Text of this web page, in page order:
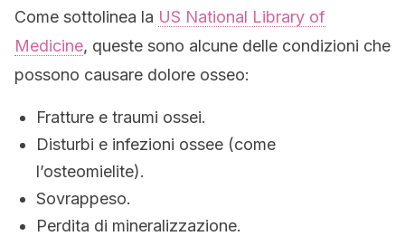
Come sottolinea la US National Library of
Medicine, queste sono alcune delle condizioni che
possono causare dolore osseo:
Fratture e traumi ossei.
Disturbi e infezioni ossee (come
l’osteomielite).
Sovrappeso.
Perdita di mineralizzazione.